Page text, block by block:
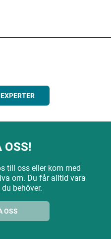
OSS!
till oss eller kom med
om. Du får alltid vara
behöver.
OSS